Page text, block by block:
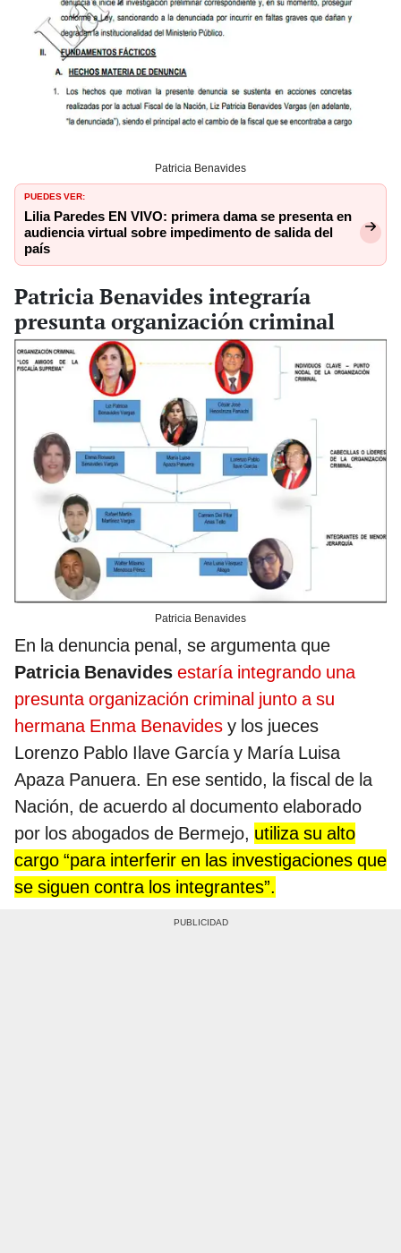
Patricia Benavides
PUEDES VER:
Lilia Paredes EN VIVO: primera dama se presenta en
audiencia virtual sobre impedimento de salida del
país
Patricia Benavides integraría
presunta organización criminal
Patricia Benavides
En la denuncia penal, se argumenta que
Patricia Benavides estaría integrando una
presunta organización criminal junto a su
hermana Enma Benavides y los jueces
Lorenzo Pablo Ilave García y María Luisa
Apaza Panuera. En ese sentido, la fiscal de la
Nación, de acuerdo al documento elaborado
por los abogados de Bermejo, utiliza su alto
cargo “para interferir en las investigaciones que
se siguen contra los integrantes”.